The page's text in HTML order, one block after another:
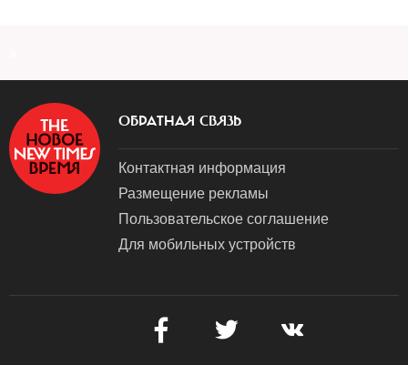
ОБРАТНАЯ СВЯЗЬ
Контактная информация
Размещение рекламы
Пользовательское соглашение
Для мобильных устройств